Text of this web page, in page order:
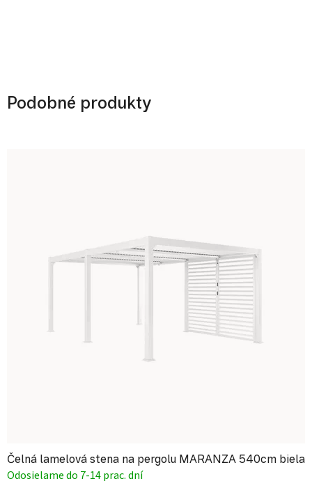
Podobné produkty
Čelná lamelová stena na pergolu MARANZA 540cm biela
Odosielame do 7-14 prac. dní